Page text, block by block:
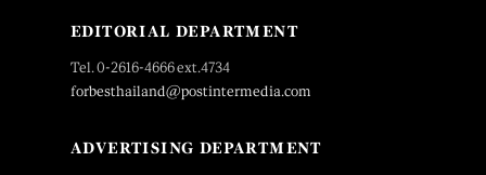
EDITORIAL DEPARTMENT
Tel. 0-2616-4666 ext.4734
forbesthailand@postintermedia.com
ADVERTISING DEPARTMENT